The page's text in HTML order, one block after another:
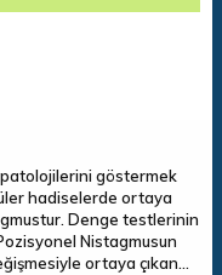
göstermek
hadiselerde ortaya
Denge testlerinin
Nistagmusun
ortaya çıkan...